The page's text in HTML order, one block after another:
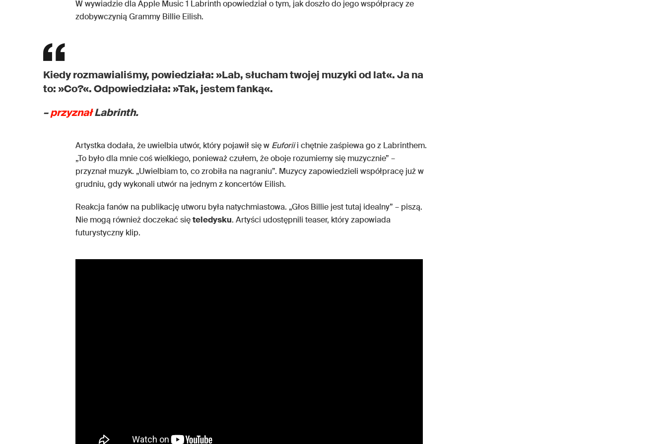
W wywiadzie dla Apple Music 1 Labrinth opowiedział o tym, jak doszło do jego współpracy ze
zdobywczynią Grammy Billie Eilish.
Kiedy rozmawialiśmy, powiedziała: »Lab, słucham twojej muzyki od lat«. Ja na
to: »Co?«. Odpowiedziała: »Tak, jestem fanką«.
–przyznałLabrinth.
Artystka dodała, że uwielbia utwór, który pojawił się w Euforiii chętnie zaśpiewa go z Labrinthem.
„To było dla mnie coś wielkiego, ponieważ czułem, że oboje rozumiemy się muzycznie” –
przyznał muzyk. „Uwielbiam to, co zrobiła na nagraniu”. Muzycy zapowiedzieli współpracę już w
grudniu, gdy wykonali utwór na jednym z koncertów Eilish.
Reakcja fanów na publikację utworu była natychmiastowa. „Głos Billie jest tutaj idealny” – piszą.
Nie mogą również doczekać sięteledysku. Artyści udostępnili teaser, który zapowiada
futurystyczny klip.